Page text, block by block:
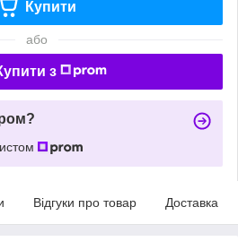
Купити
або
з
Відгуки про товар Доставка